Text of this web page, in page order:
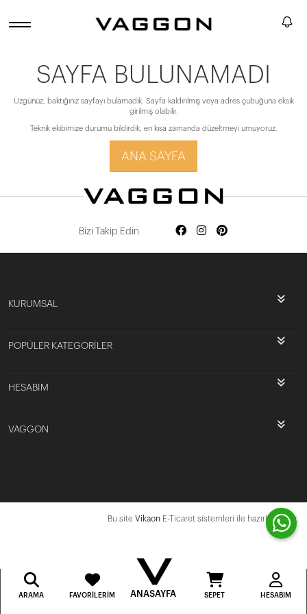
SAYFA BULUNAMADI
Üzgünüz, baktığınız sayfayı bulamadık. Sayfa kaldırılmış veya adres çubuğuna eksik
girilmiş olabilir.
Teknik ekibimize durumu bildirdik, en kısa zamanda düzeltmeyi umuyoruz.
ANA SAYFA
Bizi Takip Edin
KURUMSAL
POPÜLER KATEGORİLER
HESABIM
VAGGON
Bu site Vikaon E-Ticaret sistemleri ile hazırlanmıştır.
ARAMA FAVORILERIM ANASAYFA SEPET HESABIM